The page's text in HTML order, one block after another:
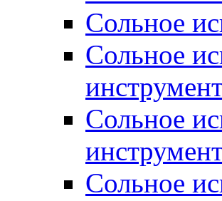
Сольное
Сольное
Сольное
Сольное